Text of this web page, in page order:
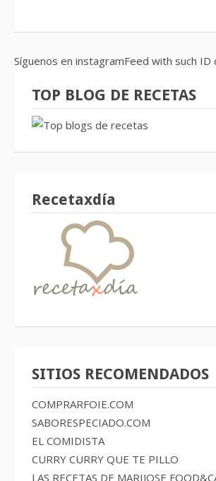
Síguenos en instagramFeed with such
TOP BLOG DE RECETAS
Recetaxdía
SITIOS RECOMENDADOS
COMPRARFOIE.COM
SABORESPECIADO.COM
EL COMIDISTA
CURRY CURRY QUE TE PILLO
LAS RECETAS DE MARIJOSE